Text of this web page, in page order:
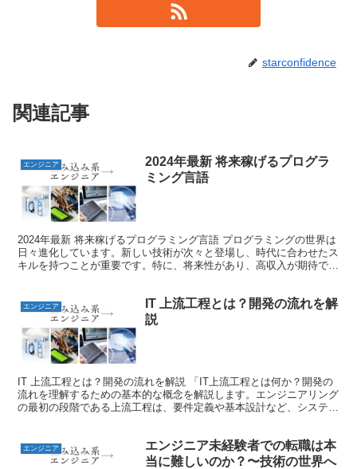
starconfidence
関連記事
エンジニア
2024年最新 将来稼げるプログラ
ミング言語
2024年最新 将来稼げるプログラミング言語 プログラミングの世界は
日々進化しています。新しい技術が次々と登場し、時代に合わせたス
キルを持つことが重要です。特に、将来性があり、高収入が期待でき
エンジニア
IT 上流工程とは？開発の流れを解
説
IT 上流工程とは？開発の流れを解説 「IT上流工程とは何か？開発の
流れを理解するための基本的な概念を解説します。エンジニアリング
の最初の段階である上流工程は、要件定義や基本設計など、システム
エンジニア
エンジニア未経験者での転職は本
当に難しいのか？〜技術の世界へ